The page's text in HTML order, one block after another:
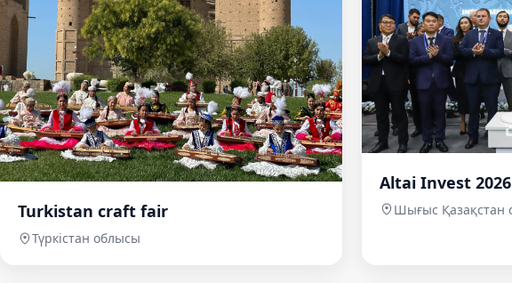
Turkistan craft fair
Түркістан облысы
Altai Invest 2026
Шығыс Қазақстан